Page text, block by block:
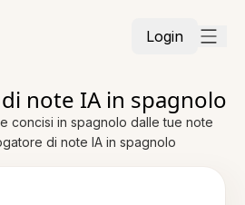
Login
note IA in spagnolo
concisi in spagnolo dalle tue note
di note IA in spagnolo